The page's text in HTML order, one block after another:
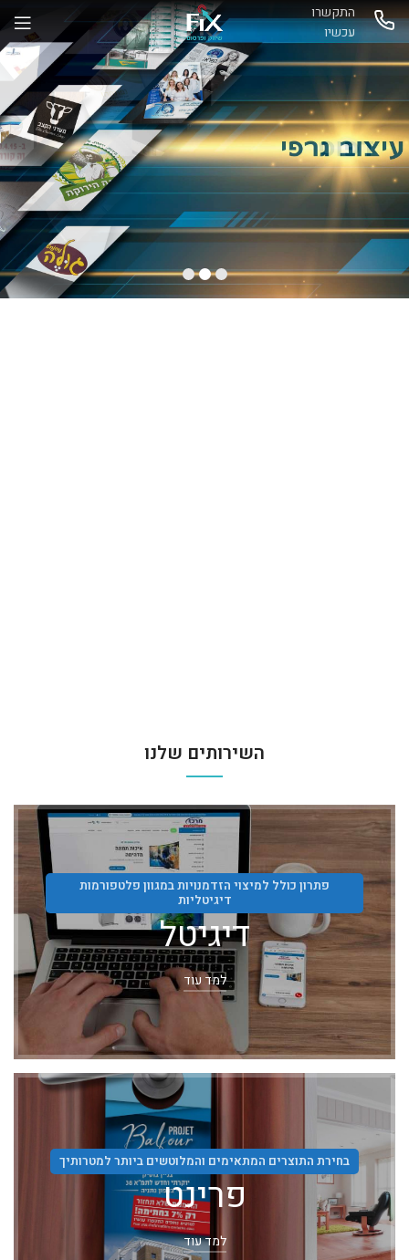
התקשרו
עכשיו
השירותים שלנו
בחירת התוצרים המתאימים והמלוטשים ביותר למטרותיך
פרינט
למד עוד
פתרון כולל למיצוי הזדמנויות במגוון פלטפורמות
דיגיטליות
דיגיטל
למד עוד